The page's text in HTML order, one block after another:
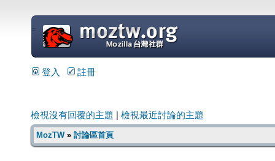
=
登入 註冊
檢視沒有回覆的主題 檢視最近討論的主題
MozTW» 討論區首頁